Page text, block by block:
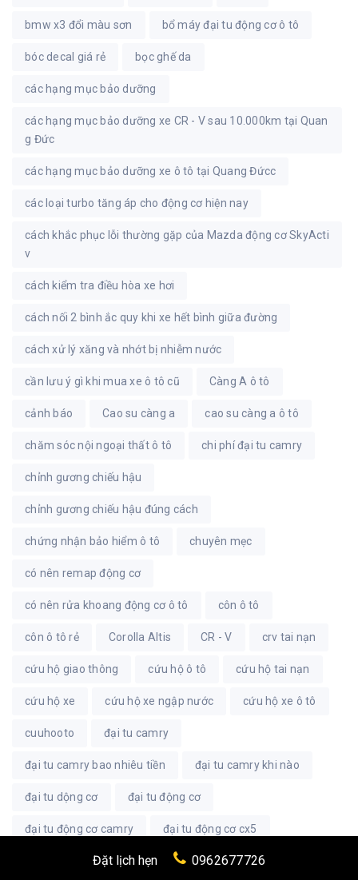
bmw x3 đổi màu sơn bổ máy đại tu động cơ ô tô
bóc decal giá rẻ bọc ghế da
các hạng mục bảo dưỡng
các hạng mục bảo dưỡng xe CR - V sau 10.000km tại Quan
g Đức
các hạng mục bảo dưỡng xe ô tô tại Quang Đứcc
các loại turbo tăng áp cho động cơ hiện nay
cách khắc phục lỗi thường gặp của Mazda động cơ SkyActi
v
cách kiểm tra điều hòa xe hơi
cách nối 2 bình ắc quy khi xe hết bình giữa đường
cách xử lý xăng và nhớt bị nhiễm nước
cần lưu ý gì khi mua xe ô tô cũ Càng A ô tô
cảnh báo Cao su càng a cao su càng a ô tô
chăm sóc nội ngoại thất ô tô chi phí đại tu camry
chỉnh gương chiếu hậu
chỉnh gương chiếu hậu đúng cách
chứng nhận bảo hiểm ô tô chuyên mẹc
có nên remap động cơ
có nên rửa khoang động cơ ô tô côn ô tô
côn ô tô rẻ Corolla Altis CR - V crv tai nạn
cứu hộ giao thông cứu hộ ô tô cứu hộ tai nạn
cứu hộ xe cứu hộ xe ngập nước cứu hộ xe ô tô
cuuhooto đại tu camry
đại tu camry bao nhiêu tiền đại tu camry khi nào
đại tu dộng cơ đại tu động cơ
đại tu động cơ camry đại tu động cơ cx5
đại tu động cơ giá rẻ đại tu động cơ i10
Đặt lịch hẹn 0962677726